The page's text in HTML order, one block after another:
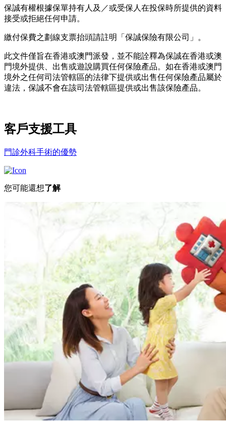
保誠有權根據保單持有人及／或受保人在投保時所提供的資料
接受或拒絕任何申請。
繳付保費之劃線支票抬頭請註明「保誠保險有限公司」。
此文件僅旨在香港或澳門派發，並不能詮釋為保誠在香港或澳
門境外提供、出售或遊說購買任何保險產品。如在香港或澳門
境外之任何司法管轄區的法律下提供或出售任何保險產品屬於
違法，保誠不會在該司法管轄區提供或出售該保險產品。
客戶支援工具
門診外科手術的優勢
您可能還想了解